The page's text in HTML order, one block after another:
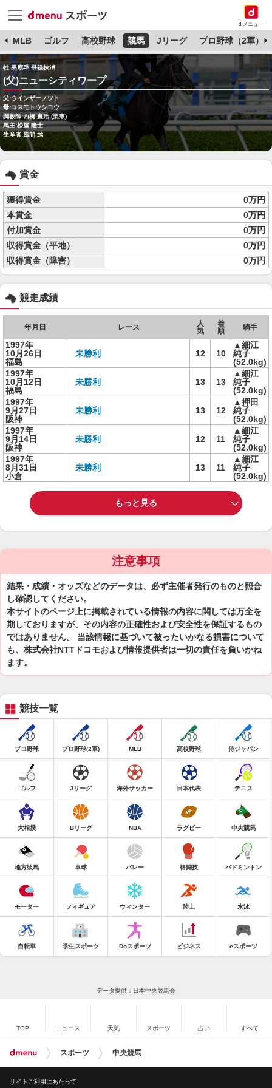
dメニュー
MLB ゴルフ 高校野球 競馬 Jリーグ プロ野球（2軍）
牡 黒鹿毛 登録抹消
(父)ニューシティワープ
父:ウインザーノツト
母:コスモトウシヨウ
調教師:西橋 豊治 (栗東)
馬主:松屋 隆士
生産者:風間 武
賞金
獲得賞金
0万円
本賞金
0万円
付加賞金
0万円
収得賞金（平地）
0万円
収得賞金（障害）
0万円
競走成績
年月日 レース
人
気
着
順
騎手
1997年
10月26日
福島
未勝利 12 10
▲細江
純子
(52.0kg)
1997年
10月12日
福島
未勝利 13 13
▲細江
純子
(52.0kg)
1997年
9月27日
阪神
未勝利 13 12
▲押田
純子
(52.0kg)
1997年
9月14日
阪神
未勝利 12 11
▲細江
純子
(52.0kg)
1997年
8月31日
小倉
未勝利 13 11
▲細江
純子
(52.0kg)
もっと見る
注意事項
結果・成績・オッズなどのデータは、必ず主催者発行のものと照合
し確認してください。
本サイトのページ上に掲載されている情報の内容に関しては万全を
期しておりますが、その内容の正確性および安全性を保証するもの
ではありません。 当該情報に基づいて被ったいかなる損害について
も、株式会社NTTドコモおよび情報提供者は一切の責任を負いかね
ます。
競技一覧
プロ野球 プロ野球(2軍) MLB 高校野球 侍ジャパン
ゴルフ Jリーグ 海外サッカー 日本代表 テニス
大相撲 Bリーグ NBA ラグビー 中央競馬
地方競馬 卓球 バレー 格闘技 バドミントン
モーター フィギュア ウィンター 陸上 水泳
自転車 学生スポーツ Doスポーツ ビジネス eスポーツ
データ提供：日本中央競馬会
TOP ニュース 天気 スポーツ 占い すべて
スポーツ 中央競馬
サイトご利用にあたって